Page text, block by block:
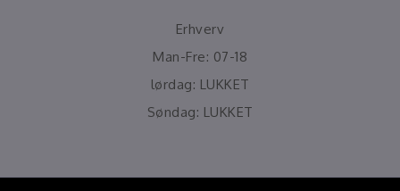
Erhverv
Man-Fre: 07-18
lørdag: LUKKET
Søndag: LUKKET